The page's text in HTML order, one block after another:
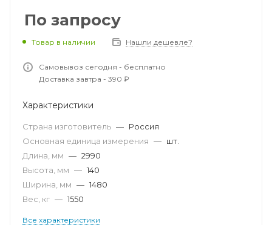
По запросу
Товар в наличии Нашли дешевле?
Самовывоз сегодня - бесплатно
Доставка завтра - 390 ₽
Характеристики
Страна изготовитель — Россия
Основная единица измерения — шт.
Длина, мм — 2990
Высота, мм — 140
Ширина, мм — 1480
Вес, кг — 1550
Все характеристики